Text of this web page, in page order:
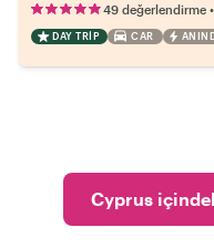
49 değerlendirme •
DAY TRIP CAR
Cyprus